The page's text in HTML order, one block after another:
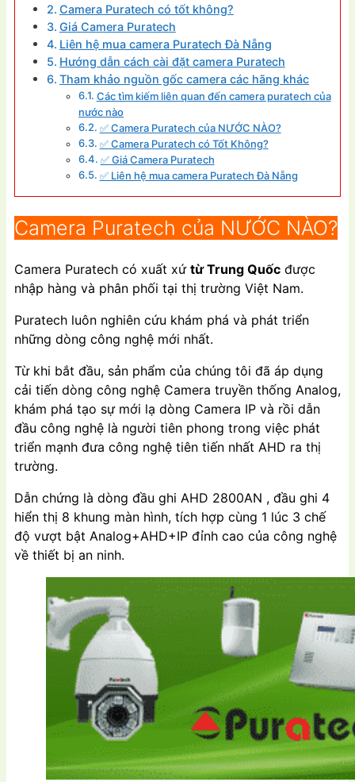
Camera Puratech có tốt không?
Giá Camera Puratech
Liên hệ mua camera Puratech Đà Nẵng
Hướng dẫn cách cài đặt camera Puratech
Tham khảo nguồn gốc camera các hãng khác
Các tìm kiếm liên quan đến camera puratech của
nước nào
✅ Camera Puratech của NƯỚC NÀO?
✅ Camera Puratech có Tốt Không?
✅ Giá Camera Puratech
✅ Liên hệ mua camera Puratech Đà Nẵng
Camera Puratech của NƯỚC NÀO?
Camera Puratech có xuất xứ từ Trung Quốc được
nhập hàng và phân phối tại thị trường Việt Nam.
Puratech luôn nghiên cứu khám phá và phát triển
những dòng công nghệ mới nhất.
Từ khi bắt đầu, sản phẩm của chúng tôi đã áp dụng
cải tiến dòng công nghệ Camera truyền thống Analog,
khám phá tạo sự mới lạ dòng Camera IP và rồi dẫn
đầu công nghệ là người tiên phong trong việc phát
triển mạnh đưa công nghệ tiên tiến nhất AHD ra thị
trường.
Dẫn chứng là dòng đầu ghi AHD 2800AN , đầu ghi 4
hiển thị 8 khung màn hình, tích hợp cùng 1 lúc 3 chế
độ vượt bật Analog+AHD+IP đỉnh cao của công nghệ
về thiết bị an ninh.